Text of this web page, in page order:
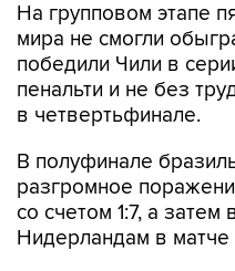
На групповом этапе
мира не смогли
победили Чили в
пенальти и не без
в четвертьфинале.
В полуфинале
разгромное
со счетом 1:7, а затем
Нидерландам в матче